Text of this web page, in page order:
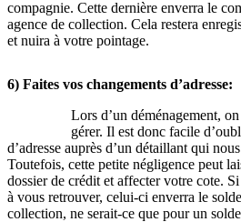
compagnie. Cette dernière enverra le
agence de collection. Cela restera
et nuira à votre pointage.
6) Faites vos changements d’adresse:
Lors d’un déménagement,
gérer. Il est donc facile
d’adresse auprès d’un détaillant qui
Toutefois, cette petite négligence peut
dossier de crédit et affecter votre cote.
à vous retrouver, celui-ci enverra le
collection, ne serait-ce que pour un